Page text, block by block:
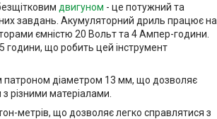
двигуном - це потужний та
завдань. Акумуляторний дриль працює на
ємністю 20 Вольт та 4 Ампер-години.
що робить цей інструмент
діаметром 13 мм, що дозволяє
різними матеріалами.
метрів, що дозволяє легко справлятися з